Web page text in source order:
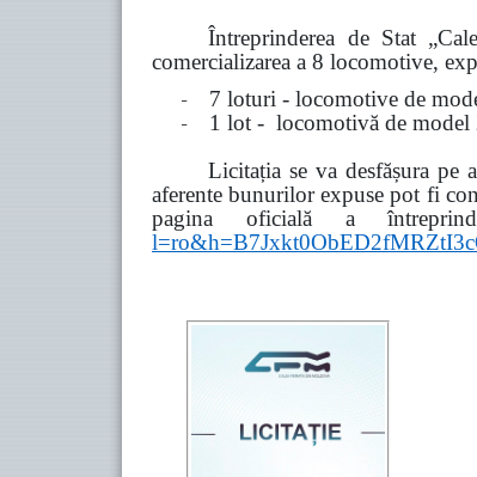
Întreprinderea de Stat
comercializarea a 8 locomotive,
- 7 loturi - locomotive de
- 1 lot - locomotivă de model
Licitația se va desfășura pe
aferente bunurilor expuse pot fi
pagina oficială a